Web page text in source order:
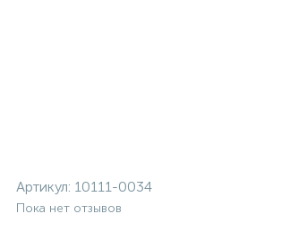
Артикул: 10111-0034
Пока нет отзывов